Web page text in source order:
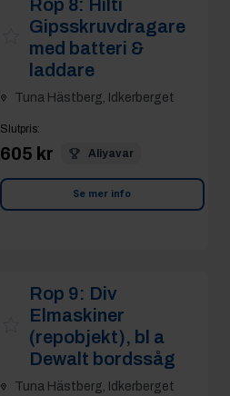
Rop 8: Hilti
Gipsskruvdragare
med batteri &
laddare
Tuna Hästberg, Idkerberget
Slutpris:
605 kr Aliyavar
Se mer info
Rop 9: Div
Elmaskiner
(repobjekt), bl a
Dewalt bordssåg
Tuna Hästberg, Idkerberget